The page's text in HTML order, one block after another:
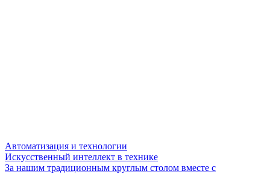
Автоматизация и технологии
Искусственный интеллект в технике
За нашим традиционным круглым столом вместе с